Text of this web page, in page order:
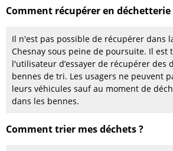
Comment récupérer en déchetterie
Il n'est pas possible de récupérer dans
Chesnay sous peine de poursuite. Il est
l'utilisateur d’essayer de récupérer des
bennes de tri. Les usagers ne peuvent
leurs véhicules sauf au moment de
dans les bennes.
Comment trier mes déchets ?